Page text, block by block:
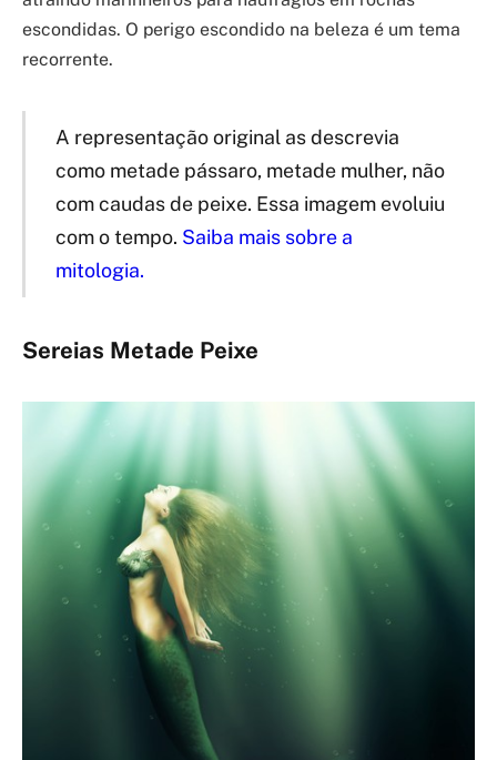
escondidas. O perigo escondido na beleza é um tema
recorrente.
A representação original as descrevia
como metade pássaro, metade mulher, não
com caudas de peixe. Essa imagem evoluiu
com o tempo. Saiba mais sobre a
mitologia.
Sereias Metade Peixe